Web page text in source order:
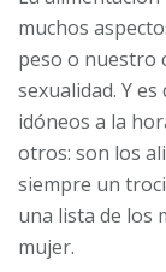
muchos
peso o nuestro
sexualidad. Y
idóneos a la
otros: son los
siempre un
una lista de los
mujer.